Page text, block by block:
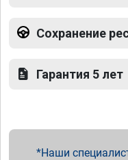
Сохранение
Гарантия 5 лет
Наши